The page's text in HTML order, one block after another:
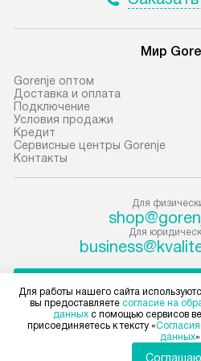
В оговоренный день служба
доставки доставит
прибор до подъезда. Если
до двери квартиры или до
установки, пожалуйста,
предварительно согласуйте
с менеджером. За данную
взимается дополнительная
они не позволяют пронести
через дверной проем,
то сотрудники транспортной
выступающие элементы, так
в будущем это может
к отказу в проведении ремонта
Мир
Gorenje оптом
Доставка и оплата
Подключение
Условия продажи
Кредит
Сервисные центры Gorenje
Контакты
Для
Для
Политика
Условия
Карта
Для работы нашего сайта
вы предоставляете согласие на
данных с помощью сервисов
присоединяетесь к тексту «
данных»